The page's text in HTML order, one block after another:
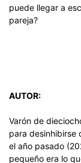
puede llegar a
pareja?
AUTOR:
Varón de
para desinhibirse
el año pasado
pequeño era lo